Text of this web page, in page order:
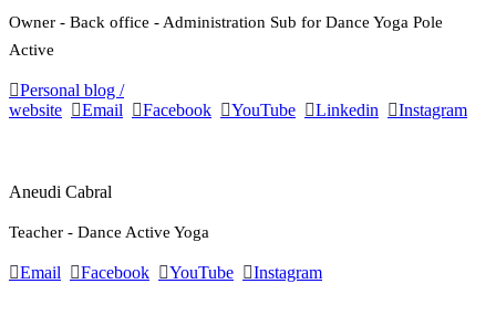
Owner - Back office - Administration Sub for Dance Yoga Pole
Active
Personal blog /
website
Email Facebook YouTube Linkedin Instagram
Aneudi Cabral
Teacher - Dance Active Yoga
Email Facebook YouTube Instagram